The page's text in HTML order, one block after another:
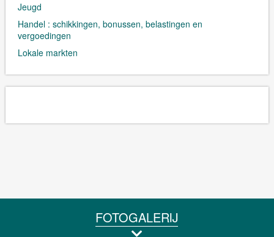
Jeugd
Handel : schikkingen, bonussen, belastingen en
vergoedingen
Lokale markten
FOTOGALERIJ